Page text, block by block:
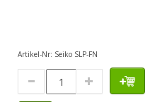
Artikel-Nr: Seiko SLP-FN